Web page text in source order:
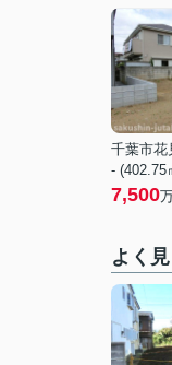
- (402.75
7,500
よく